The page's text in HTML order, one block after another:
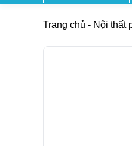
Trang chủ - Nội thất